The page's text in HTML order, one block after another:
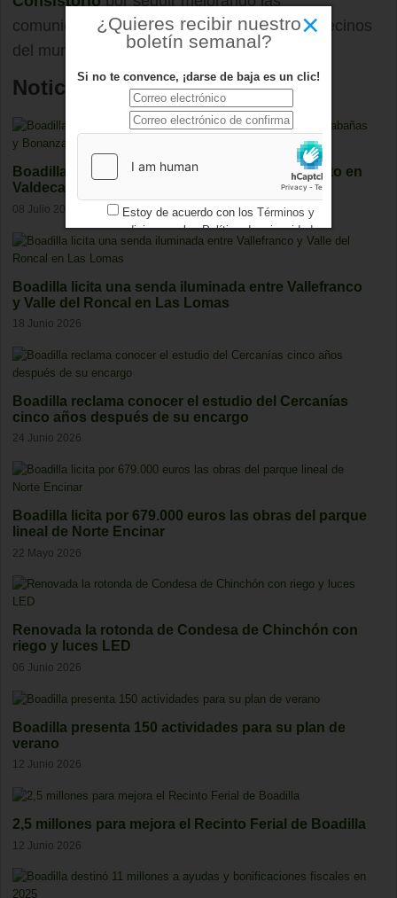
comunicaciones y la calidad de vida de los vecinos
del municipio.
Noticias relacionadas
Boadilla concluye la renovación del saneamiento en
Valdecabañas y Bonanza
08 Julio 2026
Boadilla licita una senda iluminada entre Vallefranco
y Valle del Roncal en Las Lomas
18 Junio 2026
Boadilla reclama conocer el estudio del Cercanías
cinco años después de su encargo
24 Junio 2026
Boadilla licita por 679.000 euros las obras del parque
lineal de Norte Encinar
22 Mayo 2026
Renovada la rotonda de Condesa de Chinchón con
riego y luces LED
06 Junio 2026
Boadilla presenta 150 actividades para su plan de
verano
12 Junio 2026
2,5 millones para mejora el Recinto Ferial de Boadilla
12 Junio 2026
×
¿Quieres recibir nuestro
boletín semanal?
Si no te convence, ¡darse de baja es un clic!
Estoy de acuerdo con los Términos y
condicionesy losPolítica de privacidad